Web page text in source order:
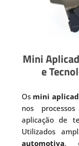
Mini
e
Os mini
nos
aplicação de
Utilizados
automotiva,